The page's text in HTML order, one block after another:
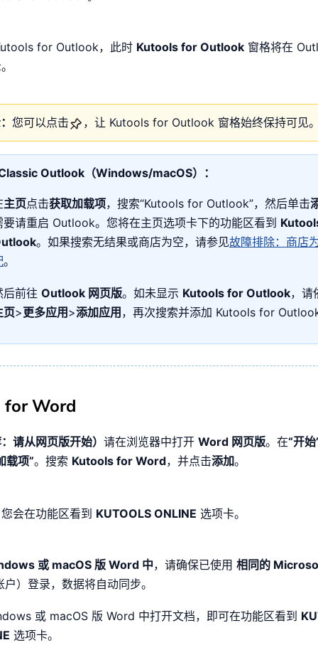
for Outlook，此时 Kutools for Outlook 窗格将在
您可以点击 ，让 Kutools for Outlook 窗格始终保持可见
Outlook（Windows/macOS）：
主页点击获取加载项，搜索“Kutools for Outlook”，然后单击
要请重启 Outlook。您将在主页选项卡下的功能区看到
。如果搜索无结果或商店为空，请参见故障排除：商店
。
后前往 Outlook 网页版。如未显示 Kutools for Outlook，请
页>更多应用 >添加应用 ，再次搜索并添加 Kutools for
Word
请从网页版开始） 请在浏览器中打开 Word 网页版。在“开始
载项”。搜索 Kutools for Word，并点击添加。
会在功能区看到 KUTOOLS ONLINE 选项卡。
或 macOS 版 Word 中，请确保已使用 相同的
）登录，数据将自动同步。
或 macOS 版 Word 中打开文档，即可在功能区看到
选项卡。